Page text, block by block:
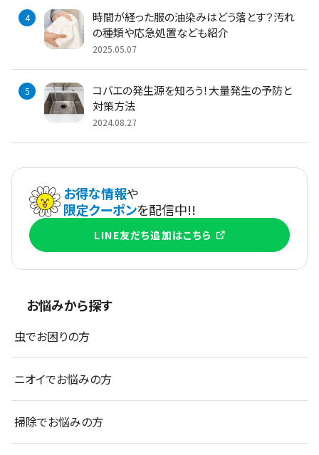
時間が経った服の油染みはどう落とす？汚れ
の種類や応急処置なども紹介
2025.05.07
コバエの発生源を知ろう！大量発生の予防と
対策方法
2024.08.27
お得な情報や
限定クーポンを配信中!!
LINE友だち追加はこちら
お悩みから探す
虫でお困りの方
ニオイでお悩みの方
掃除でお悩みの方